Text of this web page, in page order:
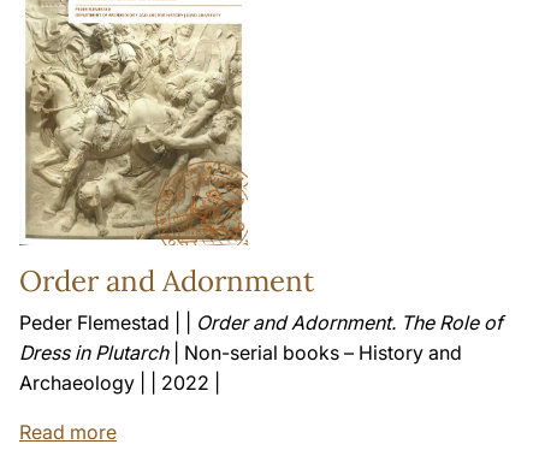
Order and Adornment
Peder Flemestad | | Order and Adornment. The Role of
Dress in Plutarch| Non-serial books – History and
Archaeology | | 2022 |
Read more